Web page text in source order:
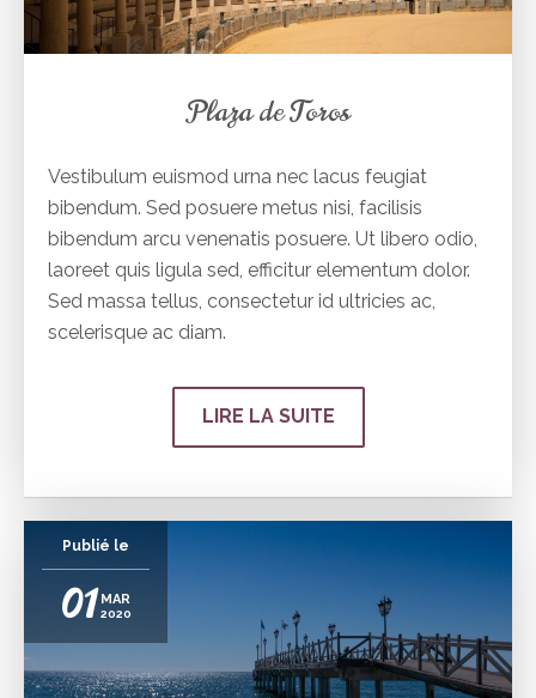
Plaza de Toros
Vestibulum euismod urna nec lacus feugiat
bibendum. Sed posuere metus nisi, facilisis
bibendum arcu venenatis posuere. Ut libero odio,
laoreet quis ligula sed, efficitur elementum dolor.
Sed massa tellus, consectetur id ultricies ac,
scelerisque ac diam.
LIRE LA SUITE
Publié le
01 MAR
2020